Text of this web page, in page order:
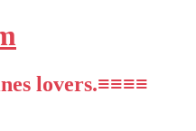
lovers.≡≡≡≡